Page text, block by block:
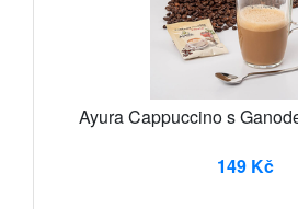
Ayura Cappuccino s
149 Kč